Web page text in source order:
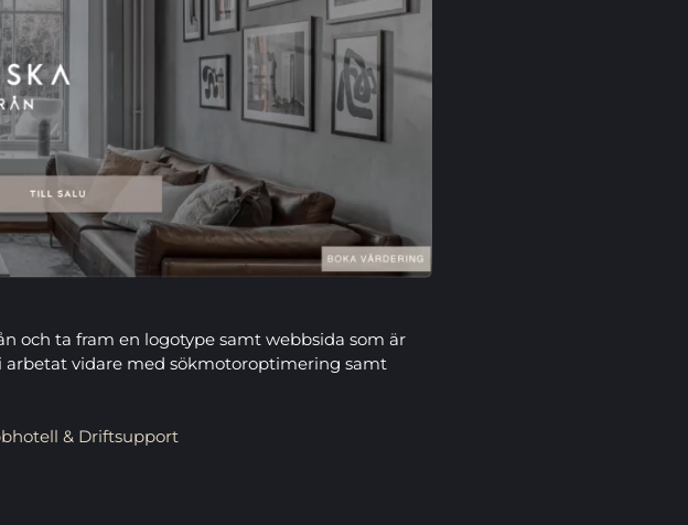
och ta fram en logotype samt webbsida som är
arbetat vidare med sökmotoroptimering samt
& Driftsupport